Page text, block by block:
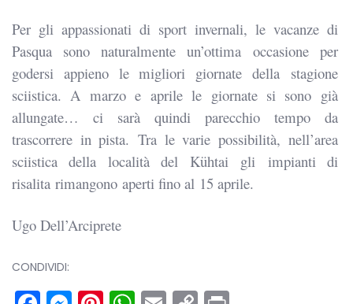
Per gli appassionati di sport invernali, le vacanze di
Pasqua sono naturalmente un’ottima occasione per
godersi appieno le migliori giornate della stagione
sciistica. A marzo e aprile le giornate si sono già
allungate… ci sarà quindi parecchio tempo da
trascorrere in pista. Tra le varie possibilità, nell’area
sciistica della località del Kühtai gli impianti di
risalita rimangono aperti fino al 15 aprile.
Ugo Dell’Arciprete
CONDIVIDI: